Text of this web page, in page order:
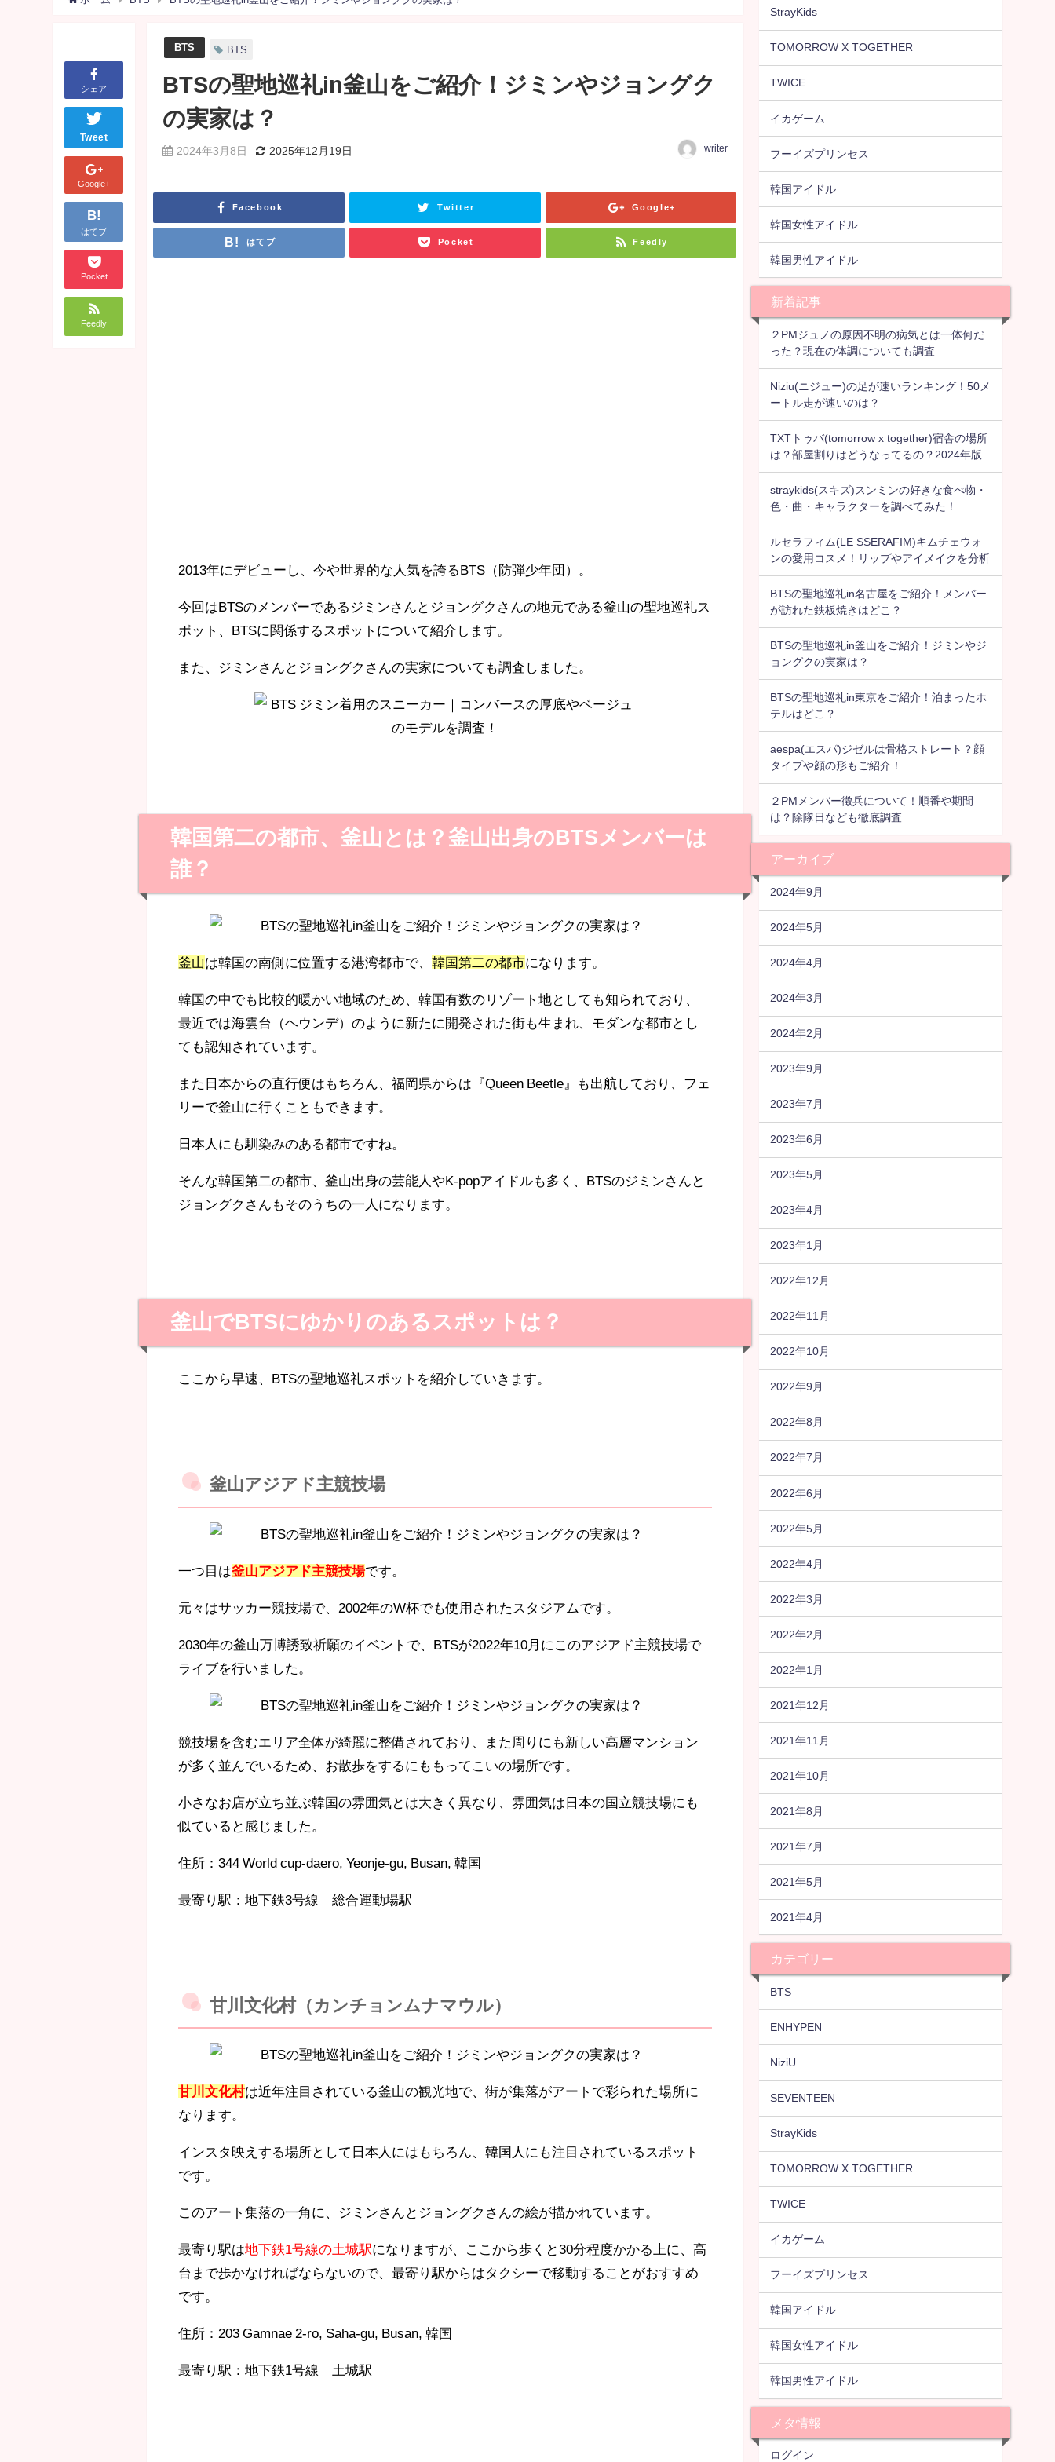
シェア
Tweet
Google+
B!
はてブ
Pocket
Feedly
BTS BTS
BTSの聖地巡礼in釜山をご紹介！ジミンやジョングク
の実家は？
2024年3月8日 2025年12月19日 writer
Facebook Twitter Google+
はてブ Pocket Feedly
2013年にデビューし、今や世界的な人気を誇るBTS（防弾少年団）。
今回はBTSのメンバーであるジミンさんとジョングクさんの地元である釜山の聖地巡礼ス
ポット、BTSに関係するスポットについて紹介します。
また、 ジミンさんとジョングクさんの実家についても調査しました。
韓国第二の都市、釜山とは？釜山出身のBTSメンバーは
誰？
釜山は韓国の南側に位置する港湾都市で、韓国第二の都市になります。
韓国の中でも比較的暖かい地域のため、韓国有数のリゾート地としても知られており、
最近では海雲台（ヘウンデ）のように新たに開発された街も生まれ、モダンな都市とし
ても認知されています。
また日本からの直行便はもちろん、福岡県からは『Queen Beetle』も出航しており、フェ
リーで釜山に行くこともできます。
日本人にも馴染みのある都市ですね。
そんな韓国第二の都市、釜山出身の芸能人やK-popアイドルも多く、BTSのジミンさんと
ジョングクさんもそのうちの一人になります。
釜山でBTSにゆかりのあるスポットは？
ここから早速、BTSの聖地巡礼スポットを紹介していきます。
釜山アジアド主競技場
一つ目は釜山アジアド主競技場です。
元々はサッカー競技場で、2002年のW杯でも使用されたスタジアムです。
2030年の釜山万博誘致祈願のイベントで、BTSが2022年10月にこのアジアド主競技場で
ライブを行いました。
競技場を含むエリア全体が綺麗に整備されており、また周りにも新しい高層マンション
が多く並んでいるため、お散歩をするにももってこいの場所です。
小さなお店が立ち並ぶ韓国の雰囲気とは大きく異なり、雰囲気は日本の国立競技場にも
似ていると感じました。
住所：344 World cup-daero, Yeonje-gu, Busan, 韓国
最寄り駅：地下鉄3号線 総合運動場駅
甘川文化村（カンチョンムナマウル）
甘川文化村は近年注目されている釜山の観光地で、街が集落がアートで彩られた場所に
なります。
インスタ映えする場所として日本人にはもちろん、韓国人にも注目されているスポット
です。
このアート集落の一角に、ジミンさんとジョングクさんの絵が描かれています。
最寄り駅は地下鉄1号線の土城駅になりますが、ここから歩くと30分程度かかる上に、高
台まで歩かなければならないので、最寄り駅からはタクシーで移動することがおすすめ
です。
住所：203 Gamnae 2-ro, Saha-gu, Busan, 韓国
最寄り駅：地下鉄1号線 土城駅
StrayKids
TOMORROW X TOGETHER
TWICE
イカゲーム
フーイズプリンセス
韓国アイドル
韓国女性アイドル
韓国男性アイドル
新着記事
２PMジュノの原因不明の病気とは一体何だ
った？現在の体調についても調査
Niziu(ニジュー)の足が速いランキング！50メ
ートル走が速いのは？
TXTトゥバ(tomorrow x together)宿舎の場所
は？部屋割りはどうなってるの？2024年版
straykids(スキズ)スンミンの好きな食べ物・
色・曲・キャラクターを調べてみた！
ルセラフィム(LE SSERAFIM)キムチェウォ
ンの愛用コスメ！リップやアイメイクを分析
BTSの聖地巡礼in名古屋をご紹介！メンバー
が訪れた鉄板焼きはどこ？
BTSの聖地巡礼in釜山をご紹介！ジミンやジ
ョングクの実家は？
BTSの聖地巡礼in東京をご紹介！泊まったホ
テルはどこ？
aespa(エスパ)ジゼルは骨格ストレート？顔
タイプや顔の形もご紹介！
２PMメンバー徴兵について！順番や期間
は？除隊日なども徹底調査
アーカイブ
2024年9月
2024年5月
2024年4月
2024年3月
2024年2月
2023年9月
2023年7月
2023年6月
2023年5月
2023年4月
2023年1月
2022年12月
2022年11月
2022年10月
2022年9月
2022年8月
2022年7月
2022年6月
2022年5月
2022年4月
2022年3月
2022年2月
2022年1月
2021年12月
2021年11月
2021年10月
2021年8月
2021年7月
2021年5月
2021年4月
カテゴリー
BTS
ENHYPEN
NiziU
SEVENTEEN
StrayKids
TOMORROW X TOGETHER
TWICE
イカゲーム
フーイズプリンセス
韓国アイドル
韓国女性アイドル
韓国男性アイドル
メタ情報
ログイン